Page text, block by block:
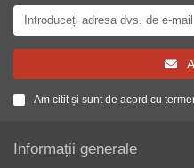
Am citit și sunt de acord cu
Informații generale